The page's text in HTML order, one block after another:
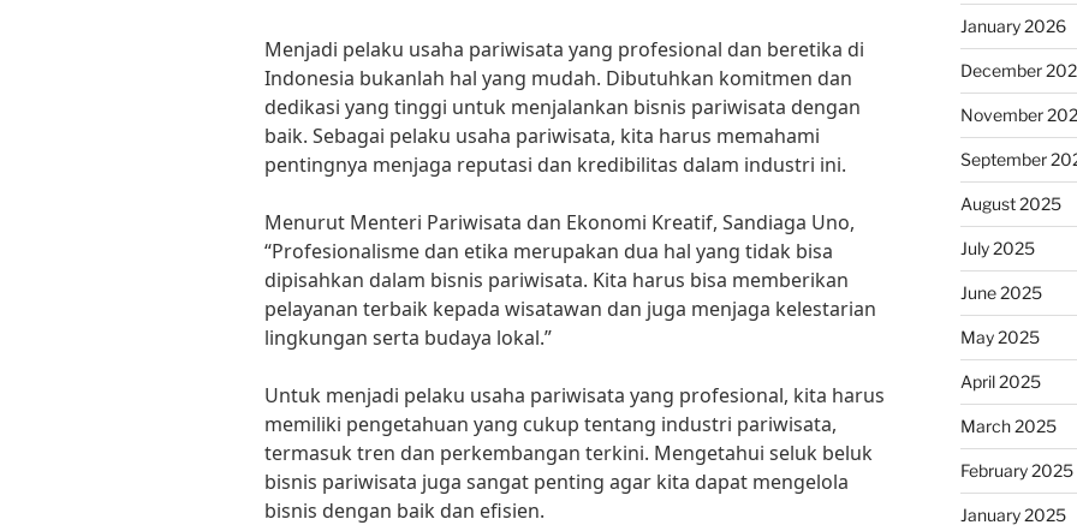
Menjadi pelaku usaha pariwisata yang profesional dan beretika di
Indonesia bukanlah hal yang mudah. Dibutuhkan komitmen dan
dedikasi yang tinggi untuk menjalankan bisnis pariwisata dengan
baik. Sebagai pelaku usaha pariwisata, kita harus memahami
pentingnya menjaga reputasi dan kredibilitas dalam industri ini.
Menurut Menteri Pariwisata dan Ekonomi Kreatif, Sandiaga Uno,
“Profesionalisme dan etika merupakan dua hal yang tidak bisa
dipisahkan dalam bisnis pariwisata. Kita harus bisa memberikan
pelayanan terbaik kepada wisatawan dan juga menjaga kelestarian
lingkungan serta budaya lokal.”
Untuk menjadi pelaku usaha pariwisata yang profesional, kita harus
memiliki pengetahuan yang cukup tentang industri pariwisata,
termasuk tren dan perkembangan terkini. Mengetahui seluk beluk
bisnis pariwisata juga sangat penting agar kita dapat mengelola
bisnis dengan baik dan efisien.
January 2026
December
November
September
August 2025
July 2025
June 2025
May 2025
April 2025
March 2025
February 2025
January 2025